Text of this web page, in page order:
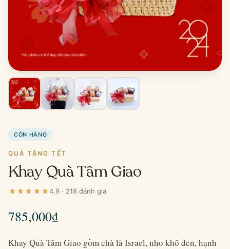
CÒN HÀNG
QUÀ TẶNG TẾT
Khay Quà Tâm Giao
4.9 · 218 đánh giá
785,000₫
Khay Quà Tâm Giao gồm chà là Israel, nho khô đen, hạnh